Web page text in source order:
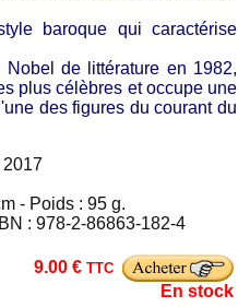
baroque qui caractérise
de littérature en 1982,
plus célèbres et occupe une
des figures du courant du
- Poids : 95 g.
: 978-2-86863-182-4
9.00 € TTC
En stock